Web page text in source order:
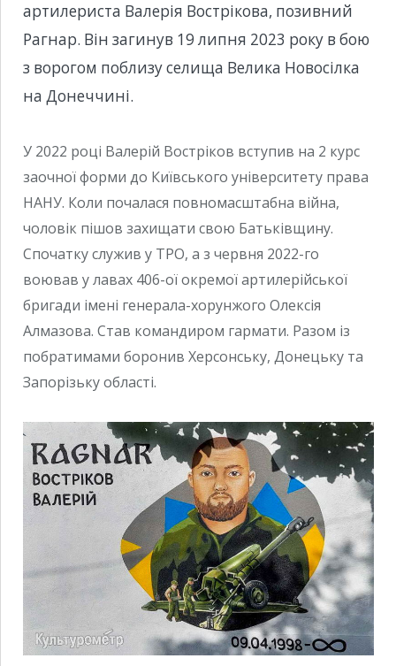
артилериста Валерія Вострікова, позивний
Рагнар. Він загинув 19 липня 2023 року в бою
з ворогом поблизу селища Велика Новосілка
на Донеччині.
У 2022 році Валерій Востріков вступив на 2 курс
заочної форми до Київського університету права
НАНУ. Коли почалася повномасштабна війна,
чоловік пішов захищати свою Батьківщину.
Спочатку служив у ТРО, а з червня 2022-го
воював у лавах 406-ої окремої артилерійської
бригади імені генерала-хорунжого Олексія
Алмазова. Став командиром гармати. Разом із
побратимами боронив Херсонську, Донецьку та
Запорізьку області.